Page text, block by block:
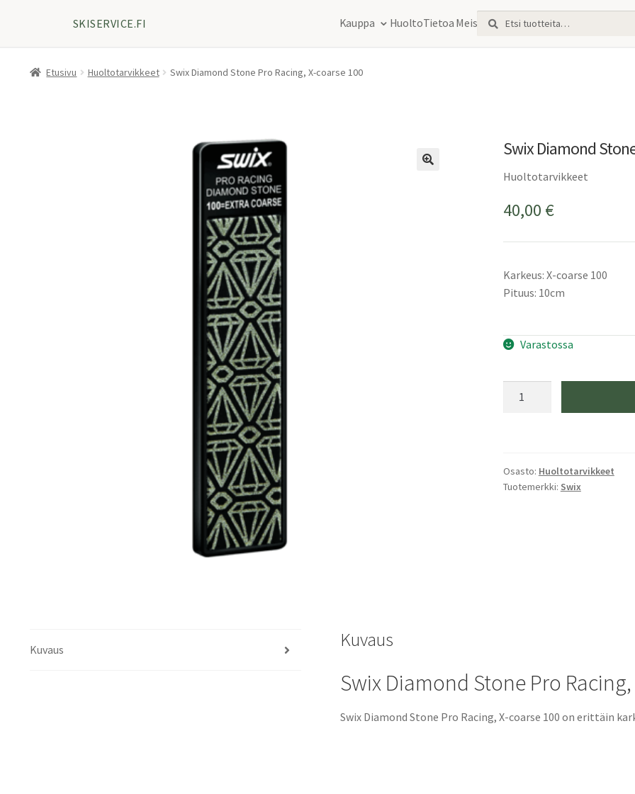
SKISERVICE.FI Kauppa HuoltoTietoa MeistäEtsi:
Haku
Etusivu Huoltotarvikkeet Swix Diamond Stone Pro Racing, X-coarse 100
Swix Diamond
Huoltotarvikkeet
40,00 €
Karkeus: X-coarse 100
Pituus: 10cm
Varastossa
X-
coarse
Osasto: Huoltotarvikkeet
Tuotemerkki: Swix
Kuvaus Kuvaus
Swix Diamond Stone Pro
Swix Diamond Stone Pro Racing, X-coarse 100 on erittäin